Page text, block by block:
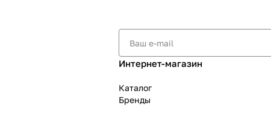
Интернет-магазин
Каталог
Бренды